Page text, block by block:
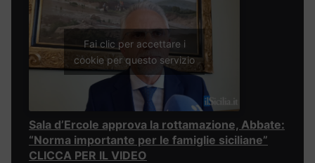
Fai clic per accettare i
cookie per questo servizio
Sala d’Ercole approva la rottamazione, Abbate:
“Norma importante per le famiglie siciliane”
CLICCA PER IL VIDEO